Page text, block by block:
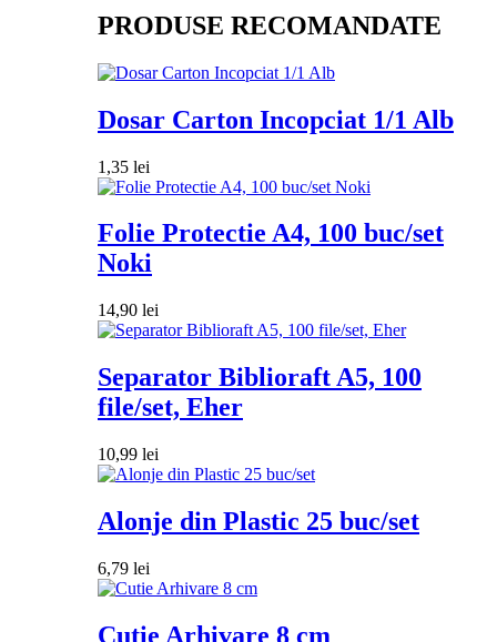
PRODUSE RECOMANDATE
Dosar Carton Incopciat 1/1 Alb
1,35 lei
Folie Protectie A4, 100 buc/set
Noki
14,90 lei
Separator Biblioraft A5, 100
file/set, Eher
10,99 lei
Alonje din Plastic 25 buc/set
6,79 lei
Cutie Arhivare 8 cm